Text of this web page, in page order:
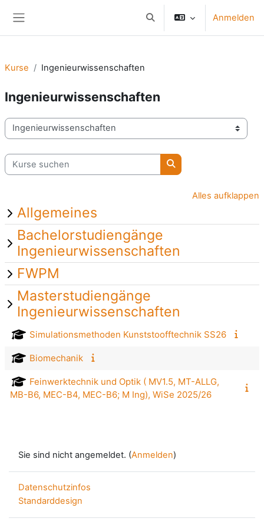
Sucheingabe umschalten
Anmelden
Kurse Ingenieurwissenschaften
Ingenieurwissenschaften
Kursbereiche
Kurse suchen
Kurse suchen
Alles aufklappen
Allgemeines
Bachelorstudiengänge
Ingenieurwissenschaften
FWPM
Masterstudiengänge
Ingenieurwissenschaften
Simulationsmethoden Kunststoofftechnik SS26
Biomechanik
Feinwerktechnik und Optik ( MV1.5, MT-ALLG,
MB-B6, MEC-B4, MEC-B6; M Ing), WiSe 2025/26
Sie sind nicht angemeldet. (Anmelden)
Datenschutzinfos
Standarddesign